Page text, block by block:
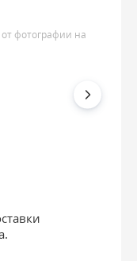
фотографии на